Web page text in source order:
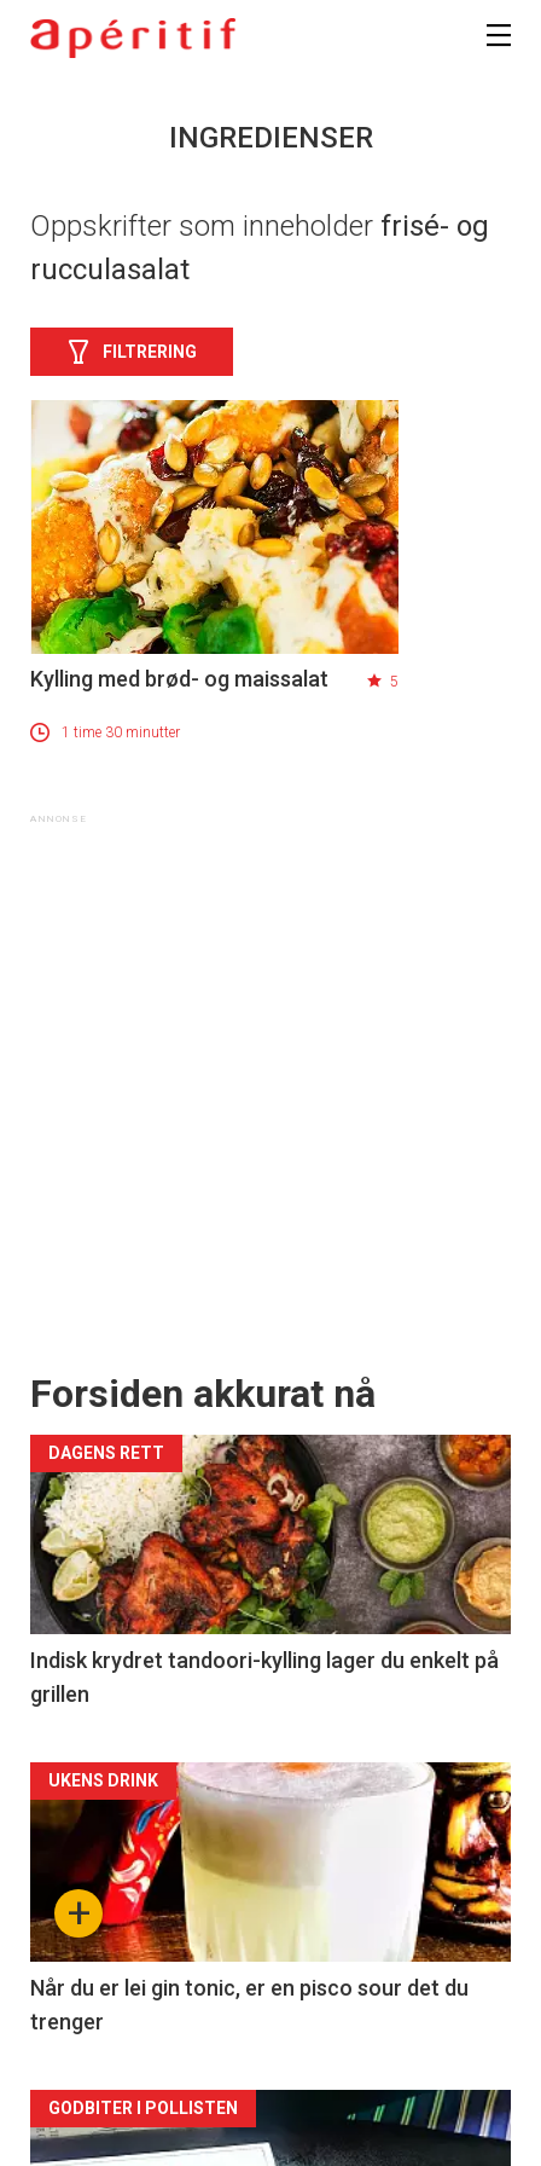
INGREDIENSER
Oppskrifter som inneholder frisé- og
rucculasalat
FILTRERING
Kylling med brød- og maissalat 5
1 time 30 minutter
Forsiden akkurat nå
DAGENS RETT
Indisk krydret tandoori-kylling lager du enkelt på
grillen
Forsiden
akkurat
nå
-
2
+
UKENS DRINK
Når du er lei gin tonic, er en pisco sour det du
trenger
Forsiden
GODBITER I POLLISTEN